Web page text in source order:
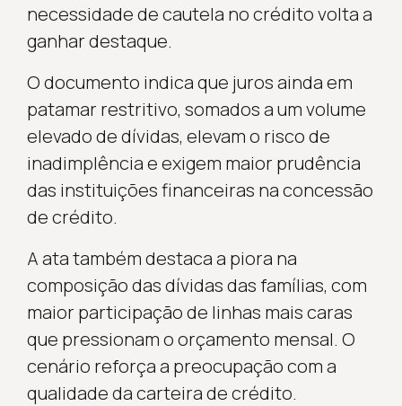
necessidade de cautela no crédito volta a
ganhar destaque.
O documento indica que juros ainda em
patamar restritivo, somados a um volume
elevado de dívidas, elevam o risco de
inadimplência e exigem maior prudência
das instituições financeiras na concessão
de crédito.
A ata também destaca a piora na
composição das dívidas das famílias, com
maior participação de linhas mais caras
que pressionam o orçamento mensal. O
cenário reforça a preocupação com a
qualidade da carteira de crédito.